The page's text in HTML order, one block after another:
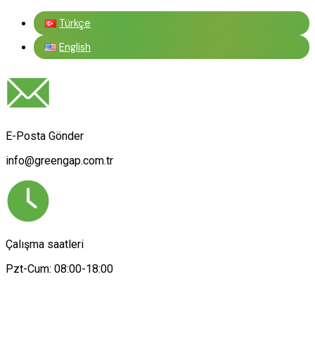
Türkçe
English
E-Posta Gönder
info@greengap.com.tr
Çalışma saatleri
Pzt-Cum: 08:00-18:00